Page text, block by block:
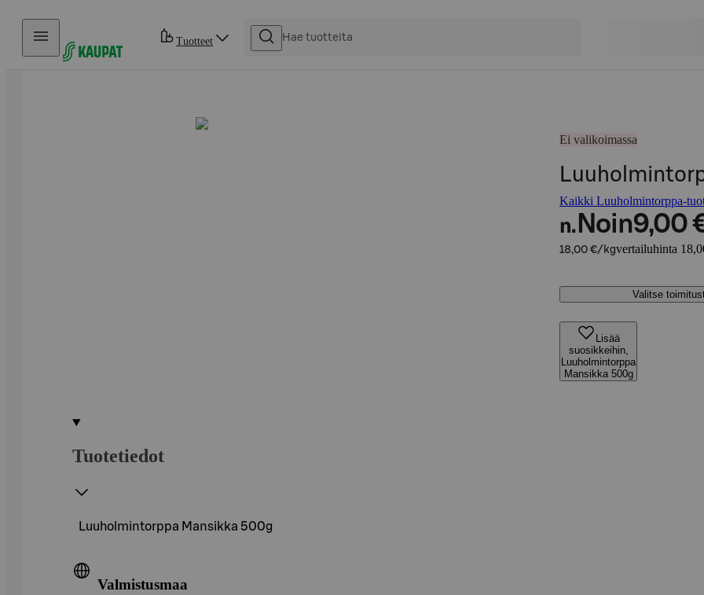
Hyppää sisältöön
Tuotteet
Ei valikoimassa
Kaikki Luuholmintorppa-
n. Noin9,00
18,00 €/kgvertailuhinta
Valitse
Lisää
suosikkeihin,
Luuholmintorppa
Mansikka 500g
Tuotetiedot
Luuholmintorppa Mansikka 500g
Valmistusmaa